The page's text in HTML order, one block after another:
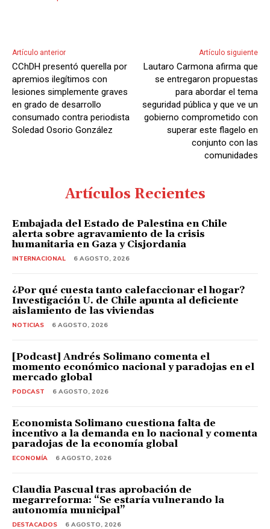
Artículo anterior
CChDH presentó querella por
apremios ilegítimos con
lesiones simplemente graves
en grado de desarrollo
consumado contra periodista
Soledad Osorio González
Artículo siguiente
Lautaro Carmona afirma que
se entregaron propuestas
para abordar el tema
seguridad pública y que ve un
gobierno comprometido con
superar este flagelo en
conjunto con las
comunidades
Artículos Recientes
Embajada del Estado de Palestina en Chile
alerta sobre agravamiento de la crisis
humanitaria en Gaza y Cisjordania
INTERNACIONAL 6 AGOSTO, 2026
¿Por qué cuesta tanto calefaccionar el hogar?
Investigación U. de Chile apunta al deficiente
aislamiento de las viviendas
NOTICIAS 6 AGOSTO, 2026
[Podcast] Andrés Solimano comenta el
momento económico nacional y paradojas en el
mercado global
PODCAST 6 AGOSTO, 2026
Economista Solimano cuestiona falta de
incentivo a la demanda en lo nacional y comenta
paradojas de la economía global
ECONOMÍA 6 AGOSTO, 2026
Claudia Pascual tras aprobación de
megarreforma: “Se estaría vulnerando la
autonomía municipal”
DESTACADOS 6 AGOSTO, 2026